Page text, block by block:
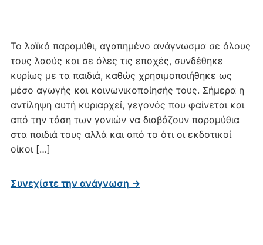
Το λαϊκό παραμύθι, αγαπημένο ανάγνωσμα σε όλους
τους λαούς και σε όλες τις εποχές, συνδέθηκε
κυρίως με τα παιδιά, καθώς χρησιμοποιήθηκε ως
μέσο αγωγής και κοινωνικοποίησής τους. Σήμερα η
αντίληψη αυτή κυριαρχεί, γεγονός που φαίνεται και
από την τάση των γονιών να διαβάζουν παραμύθια
στα παιδιά τους αλλά και από το ότι οι εκδοτικοί
οίκοι […]
Συνεχίστε την ανάγνωση →